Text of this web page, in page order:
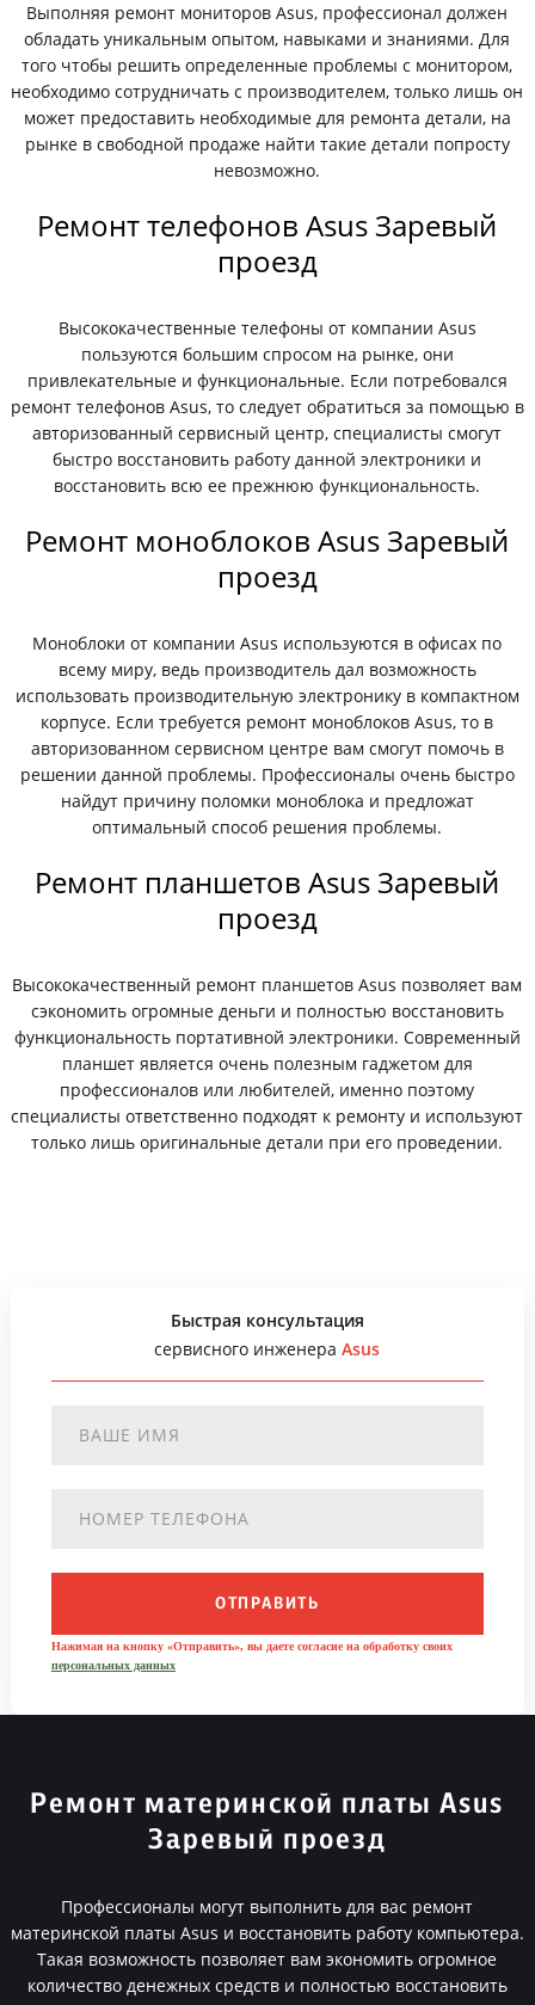
Выполняя ремонт мониторов Asus, профессионал должен
обладать уникальным опытом, навыками и знаниями. Для
того чтобы решить определенные проблемы с монитором,
необходимо сотрудничать с производителем, только лишь он
может предоставить необходимые для ремонта детали, на
рынке в свободной продаже найти такие детали попросту
невозможно.
Ремонт телефонов Asus Заревый
проезд
Высококачественные телефоны от компании Asus
пользуются большим спросом на рынке, они
привлекательные и функциональные. Если потребовался
ремонт телефонов Asus, то следует обратиться за помощью в
авторизованный сервисный центр, специалисты смогут
быстро восстановить работу данной электроники и
восстановить всю ее прежнюю функциональность.
Ремонт моноблоков Asus Заревый
проезд
Моноблоки от компании Asus используются в офисах по
всему миру, ведь производитель дал возможность
использовать производительную электронику в компактном
корпусе. Если требуется ремонт моноблоков Asus, то в
авторизованном сервисном центре вам смогут помочь в
решении данной проблемы. Профессионалы очень быстро
найдут причину поломки моноблока и предложат
оптимальный способ решения проблемы.
Ремонт планшетов Asus Заревый
проезд
Высококачественный ремонт планшетов Asus позволяет вам
сэкономить огромные деньги и полностью восстановить
функциональность портативной электроники. Современный
планшет является очень полезным гаджетом для
профессионалов или любителей, именно поэтому
специалисты ответственно подходят к ремонту и используют
только лишь оригинальные детали при его проведении.
Быстрая консультация
сервисного инженераAsus
ОТПРАВИТЬ
Нажимая на кнопку «Отправить», вы даете согласие на обработку своих
персональных данных
Ремонт материнской платы Asus
Заревый проезд
Профессионалы могут выполнить для вас ремонт
материнской платы Asus и восстановить работу компьютера.
Такая возможность позволяет вам экономить огромное
количество денежных средств и полностью восстановить